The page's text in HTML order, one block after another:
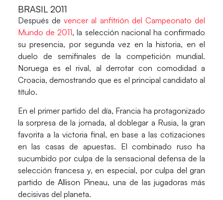
BRASIL 2011
Después devencer al anfitrión del Campeonato del
Mundo de 2011, la selección nacional ha confirmado
su presencia, por segunda vez en la historia, en el
duelo de semifinales de la competición mundial.
Noruega es el rival, al derrotar con comodidad a
Croacia, demostrando que es el principal candidato al
título.
En el primer partido del día, Francia ha protagonizado
la sorpresa de la jornada, al doblegar a Rusia, la gran
favorita a la victoria final, en base a las cotizaciones
en las casas de apuestas. El combinado ruso ha
sucumbido por culpa de la sensacional defensa de la
selección francesa y, en especial, por culpa del gran
partido de Allison Pineau, una de las jugadoras más
decisivas del planeta.